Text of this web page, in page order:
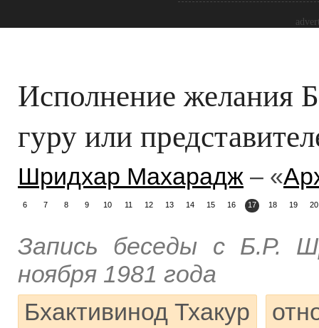
Исполнение желания
гуру или
Шридхар Махарадж – «
6 7 8 9 10 11 12 13 14 15 16 17 18 19 20
Запись беседы с Б.Р.
ноября 1981 года
Бхактивинод Тхакур